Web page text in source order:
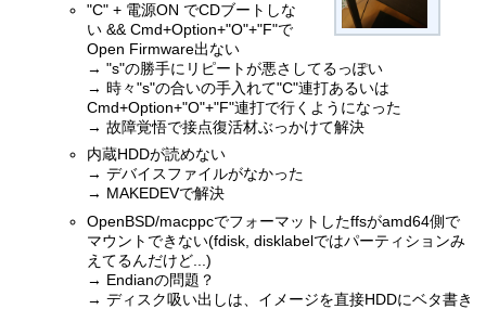
"C" + 電源ON でCDブートしな
い && Cmd+Option+"O"+"F"で
Open Firmware出ない
→ "s"の勝手にリピートが悪さしてるっぽい
→ 時々"s"の合いの手入れて"C"連打あるいは
Cmd+Option+"O"+"F"連打で行くようになった
→ 故障覚悟で接点復活材ぶっかけて解決
内蔵HDDが読めない
→ デバイスファイルがなかった
→ MAKEDEVで解決
OpenBSD/macppcでフォーマットしたffsがamd64側で
マウントできない(fdisk, disklabelではパーティションみ
えてるんだけど...)
→ Endianの問題？
→ ディスク吸い出しは、イメージを直接HDDにベタ書き